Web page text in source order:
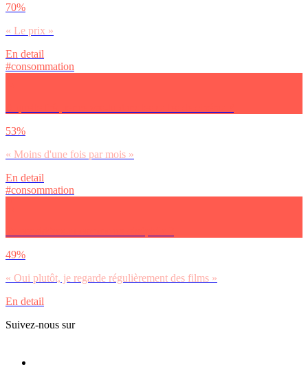
70%
« Le prix »
En detail
#consommation
53%
« Moins d'une fois par mois »
En detail
#consommation
49%
« Oui plutôt, je regarde régulièrement des films »
En detail
Suivez-nous sur